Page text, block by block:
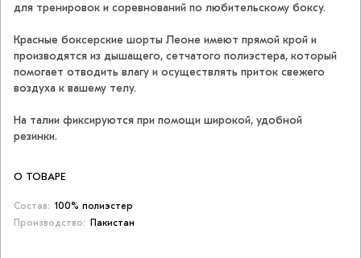
для тренировок и соревнований по любительскому боксу.
Красные боксерские шорты Леоне имеют прямой крой и
производятся из дышащего, сетчатого полиэстера, который
помогает отводить влагу и осуществлять приток свежего
воздуха к вашему телу.
На талии фиксируются при помощи широкой, удобной
резинки.
О ТОВАРЕ
Состав: 100% полиэстер
Производство:
Пакистан